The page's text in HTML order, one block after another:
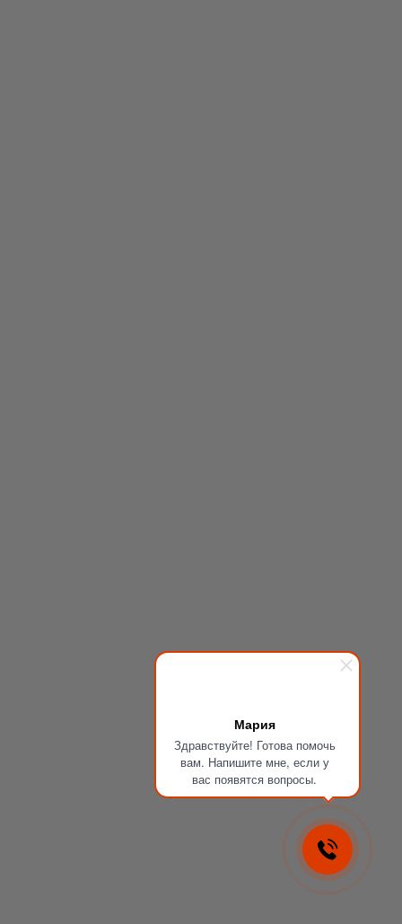
Мария
Здравствуйте! Готова помочь
вам. Напишите мне, если у
вас появятся вопросы.